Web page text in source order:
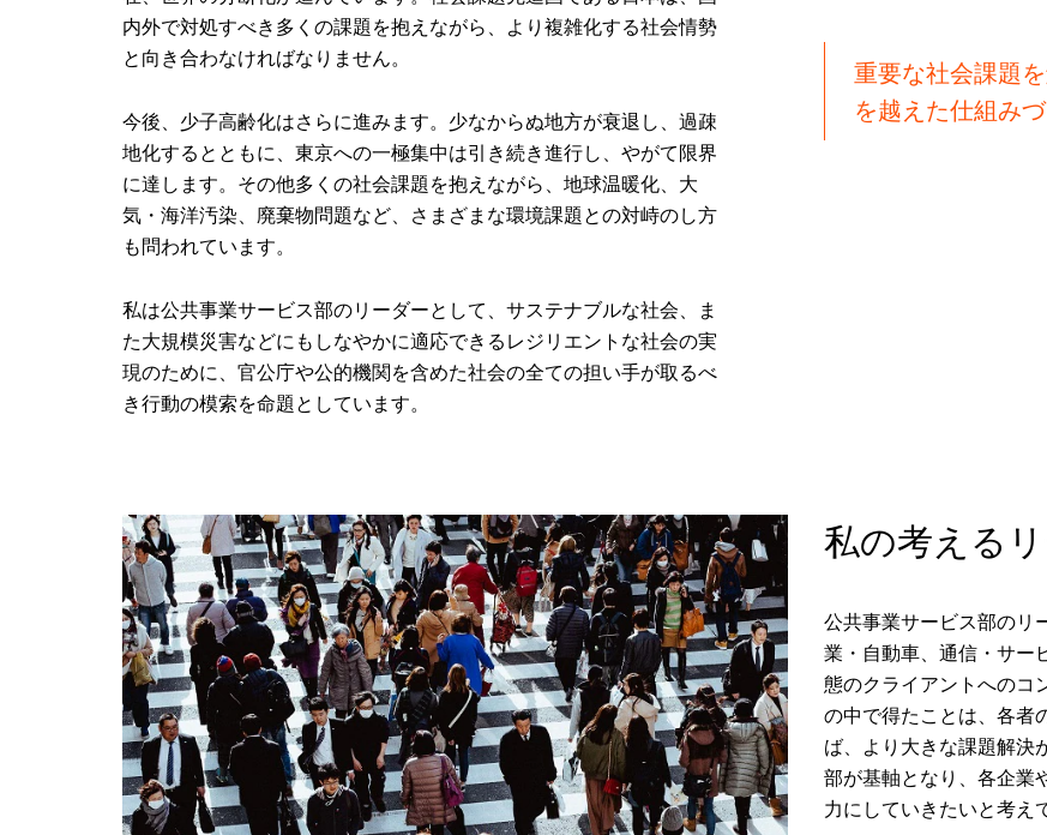
内外で対処すべき多くの課題を抱えながら、より複雑化する社会情勢
と向き合わなければなりません。
今後、少子高齢化はさらに進みます。少なからぬ地方が衰退し、過疎
地化するとともに、東京への一極集中は引き続き進行し、やがて限界
に達します。その他多くの社会課題を抱えながら、地球温暖化、大
気・海洋汚染、廃棄物問題など、さまざまな環境課題との対峙のし方
も問われています。
私は公共事業サービス部のリーダーとして、サステナブルな社会、ま
た大規模災害などにもしなやかに適応できるレジリエントな社会の実
現のために、官公庁や公的機関を含めた社会の全ての担い手が取るべ
き行動の模索を命題としています。
重要な社会課題
を越えた仕組み
私の考える
公共事業サービス部のリ
業・自動車、通信・サー
態のクライアントへのコ
の中で得たことは、各者
ば、より大きな課題解決
部が基軸となり、各企業
力にしていきたいと考え